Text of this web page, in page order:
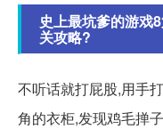
史上最坑爹的游戏
关攻略?
不听话就打屁股,用手
角的衣柜,发现鸡毛掸